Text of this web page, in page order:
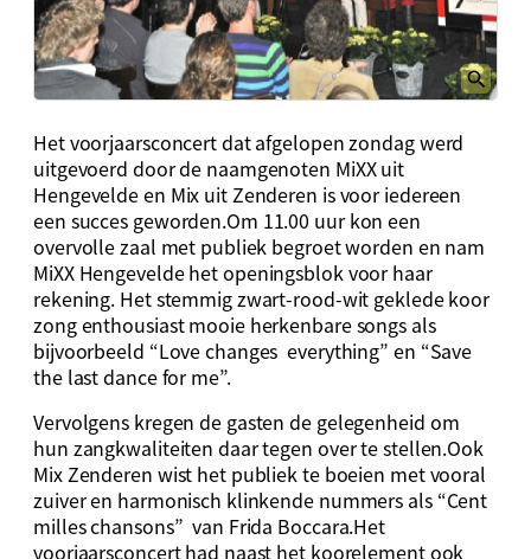
Het voorjaarsconcert dat afgelopen zondag werd
uitgevoerd door de naamgenoten MiXX uit
Hengevelde en Mix uit Zenderen is voor iedereen
een succes geworden.Om 11.00 uur kon een
overvolle zaal met publiek begroet worden en nam
MiXX Hengevelde het openingsblok voor haar
rekening. Het stemmig zwart-rood-wit geklede koor
zong enthousiast mooie herkenbare songs als
bijvoorbeeld “Love changes everything” en “Save
the last dance for me”.
Vervolgens kregen de gasten de gelegenheid om
hun zangkwaliteiten daar tegen over te stellen.Ook
Mix Zenderen wist het publiek te boeien met vooral
zuiver en harmonisch klinkende nummers als “Cent
milles chansons” van Frida Boccara.Het
voorjaarsconcert had naast het koorelement ook